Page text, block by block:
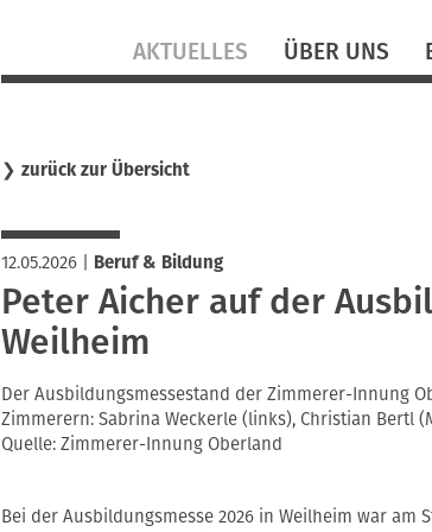
überspringen
AKTUELLES ÜBER UNS
❯ zurück zur Übersicht
12.05.2026| Beruf & Bildung
Peter Aicher auf der
Weilheim
Der Ausbildungsmessestand der Zimmerer-Innung
Zimmerern: Sabrina Weckerle (links), Christian Bertl
Quelle: Zimmerer-Innung Oberland
Bei der Ausbildungsmesse 2026 in Weilheim war am